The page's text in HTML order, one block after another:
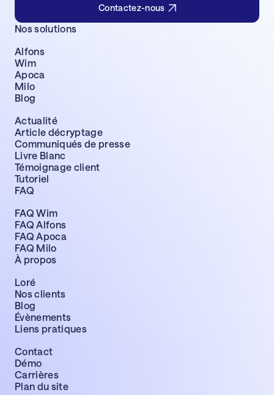
Contactez-nous
Nos solutions
Alfons
Wim
Apoca
Milo
Blog
Actualité
Article décryptage
Communiqués de presse
Livre Blanc
Témoignage client
Tutoriel
FAQ
FAQ Wim
FAQ Alfons
FAQ Apoca
FAQ Milo
À propos
Loré
Nos clients
Blog
Évènements
Liens pratiques
Contact
Démo
Carrières
Plan du site